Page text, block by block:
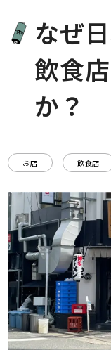
なぜ
飲食
か？
お店 飲食店